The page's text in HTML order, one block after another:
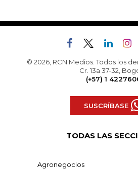
© 2026, RCN Medios. Todos los
Cr. 13a 37-32,
(+57) 1
SUSCRÍBASE
TODAS LAS
Agronegocios